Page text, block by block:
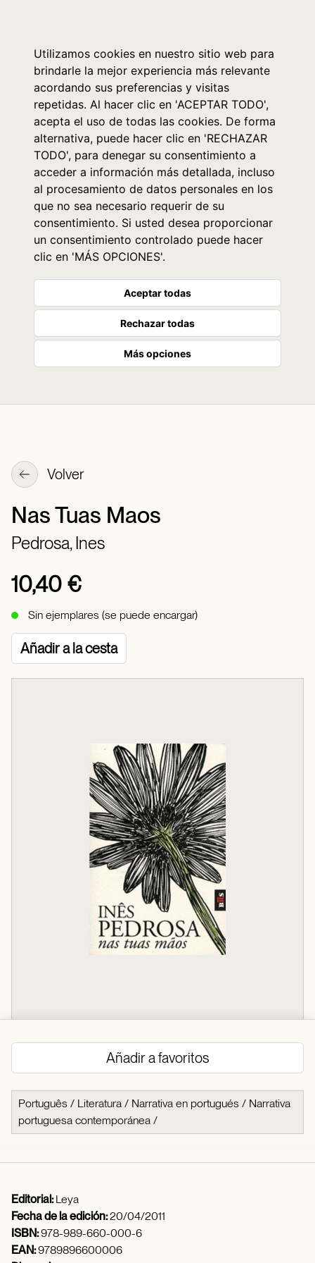
Utilizamos cookies en nuestro sitio web para
brindarle la mejor experiencia más relevante
acordando sus preferencias y visitas
repetidas. Al hacer clic en 'ACEPTAR TODO',
acepta el uso de todas las cookies. De forma
alternativa, puede hacer clic en 'RECHAZAR
TODO', para denegar su consentimiento a
acceder a información más detallada, incluso
al procesamiento de datos personales en los
que no sea necesario requerir de su
consentimiento. Si usted desea proporcionar
un consentimiento controlado puede hacer
clic en 'MÁS OPCIONES'.
Aceptar todas
Rechazar todas
Más opciones
Volver
Nas Tuas Maos
Pedrosa, Ines
10,40 €
Sin ejemplares (se puede encargar)
Añadir a la cesta
Añadir a favoritos
Português / Literatura / Narrativa en portugués / Narrativa
portuguesa contemporánea /
Editorial:Leya
Fecha de la edición:20/04/2011
ISBN:978-989-660-000-6
EAN:9789896600006